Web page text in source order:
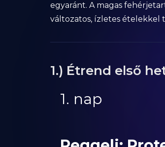
egyaránt. A magas
változatos, ízletes ételekkel
1.) Étrend első
1. nap